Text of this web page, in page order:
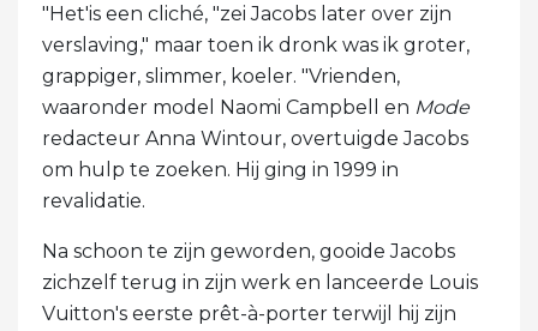
"Het'is een cliché, "zei Jacobs later over zijn
verslaving," maar toen ik dronk was ik groter,
grappiger, slimmer, koeler. "Vrienden,
waaronder model Naomi Campbell en Mode
redacteur Anna Wintour, overtuigde Jacobs
om hulp te zoeken. Hij ging in 1999 in
revalidatie.
Na schoon te zijn geworden, gooide Jacobs
zichzelf terug in zijn werk en lanceerde Louis
Vuitton's eerste prêt-à-porter terwijl hij zijn